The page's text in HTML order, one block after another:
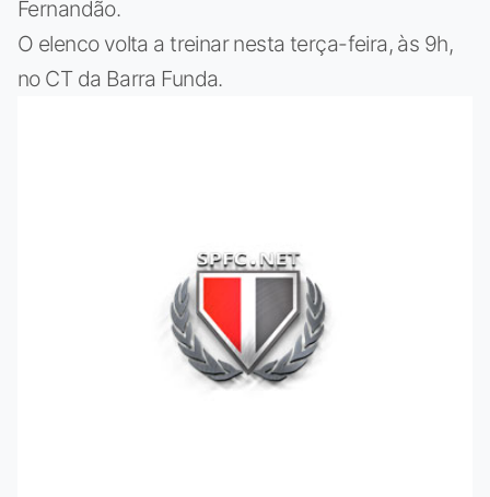
Fernandão.
O elenco volta a treinar nesta terça-feira, às 9h,
no CT da Barra Funda.